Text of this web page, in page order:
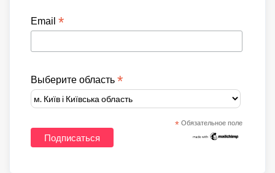
Email *
Выберите область *
* Обязательное поле